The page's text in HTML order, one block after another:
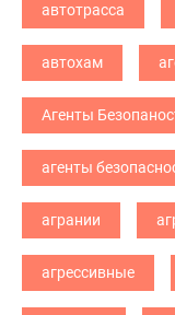
автотрасса
автохам
Агенты
агенты
агрании
агрессивные